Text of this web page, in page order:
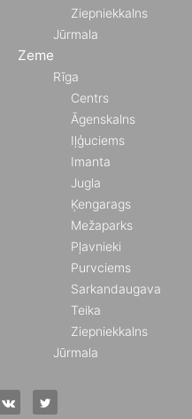
Ziepniekkalns
Jūrmala
Zeme
Rīga
Centrs
Āgenskalns
Iļģuciems
Imanta
Jugla
Ķengarags
Mežaparks
Pļavnieki
Purvciems
Sarkandaugava
Teika
Ziepniekkalns
Jūrmala